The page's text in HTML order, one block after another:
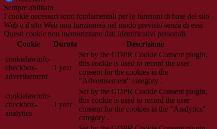
Sempre abilitato
I cookie necessari sono fondamentali per le funzioni di base del sito
Web e il sito Web non funzionerà nel modo previsto senza di essi.
Questi cookie non memorizzano dati identificativi personali.
Cookie
Durata
Descrizione
cookielawinfo-
checkbox-
advertisement
1 year
Set by the GDPR Cookie Consent plugin,
this cookie is used to record the user
consent for the cookies in the
"Advertisement" category .
cookielawinfo-
checkbox-
analytics
1 year
Set by the GDPR Cookie Consent plugin,
this cookie is used to record the user
consent for the cookies in the "Analytics"
category .